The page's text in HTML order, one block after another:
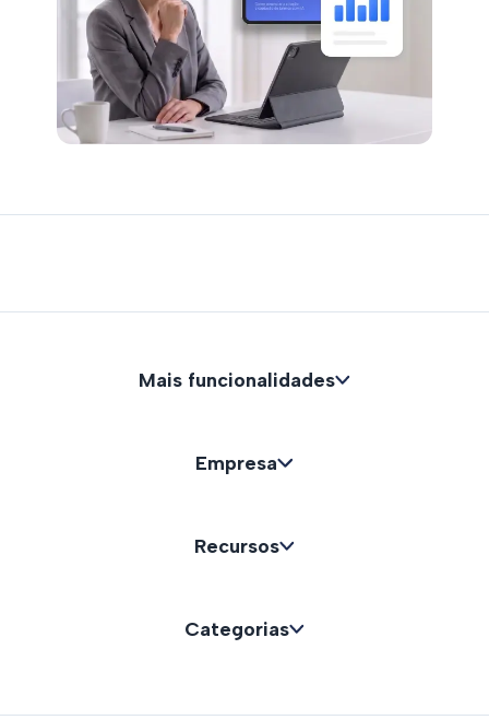
Mais funcionalidades
Empresa
Recursos
Categorias